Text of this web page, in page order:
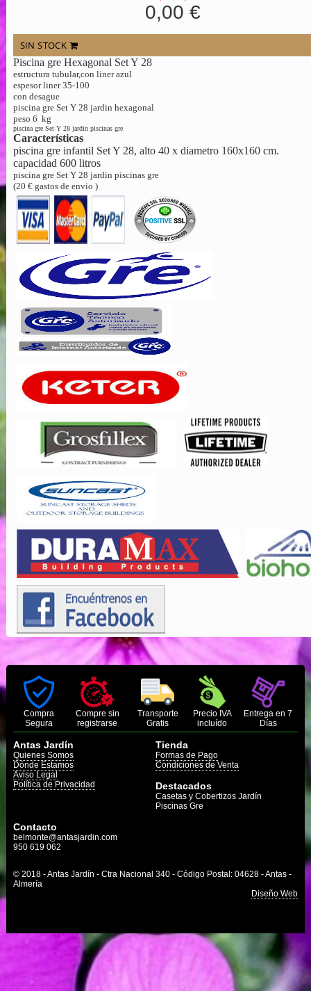
0,00 €
SIN STOCK
Piscina gre Hexagonal Set Y 28
estructura tubular,con liner azul
espesor liner 35-100
con desague
piscina gre Set Y 28 jardin hexagonal
peso 6 kg
piscina gre Set Y 28 jardin piscinas gre
Características
piscina gre infantil Set Y 28, alto 40 x diametro 160x160 cm.
capacidad 600 litros
piscina gre Set Y 28 jardin piscinas gre
(20 € gastos de envio )
Compra
Segura
Compre sin
registrarse
Transporte
Gratis
Precio IVA
incluído
Entrega en 7
Días
Antas Jardín
Quienes Somos
Dónde Estamos
Aviso Legal
Política de Privacidad
Tienda
Formas de Pago
Condiciones de Venta
Destacados
Casetas y Cobertizos Jardín
Piscinas Gre
Contacto
belmonte@antasjardin.com
950 619 062
© 2018 - Antas Jardín - Ctra Nacional 340 - Código Postal: 04628 - Antas -
Almería
Diseño Web